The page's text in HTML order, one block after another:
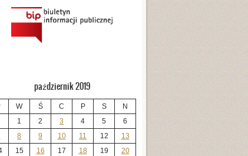
październik 2019
W Ś C P S
N
1
2 3 4 5
6
8 9 10 11 12
13
15 16 17 18 19
20